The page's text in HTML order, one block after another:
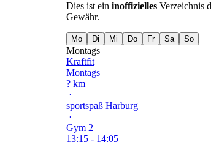
Dies ist ein inoffiziellesVerzeichnis
Gewähr.
Mo Di Mi Do Fr Sa So
Montags
Kraftfit
Montags
? km
·
sportspaß Harburg
·
Gym 2
13:15 - 14:05